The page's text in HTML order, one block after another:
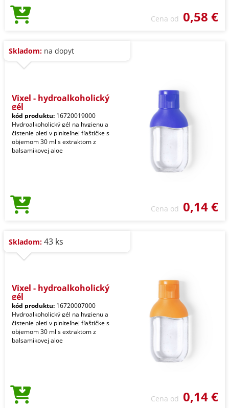
Cena od 0,58 €
Skladom: na dopyt
Vixel - hydroalkoholický
gél
kód produktu: 16720019000
Hydroalkoholický gél na hygienu a
čistenie pleti v plniteľnej fľaštičke s
objemom 30 ml s extraktom z
balsamikovej aloe
Cena od 0,14 €
Skladom: 43 ks
Vixel - hydroalkoholický
gél
kód produktu: 16720007000
Hydroalkoholický gél na hygienu a
čistenie pleti v plniteľnej fľaštičke s
objemom 30 ml s extraktom z
balsamikovej aloe
Cena od 0,14 €